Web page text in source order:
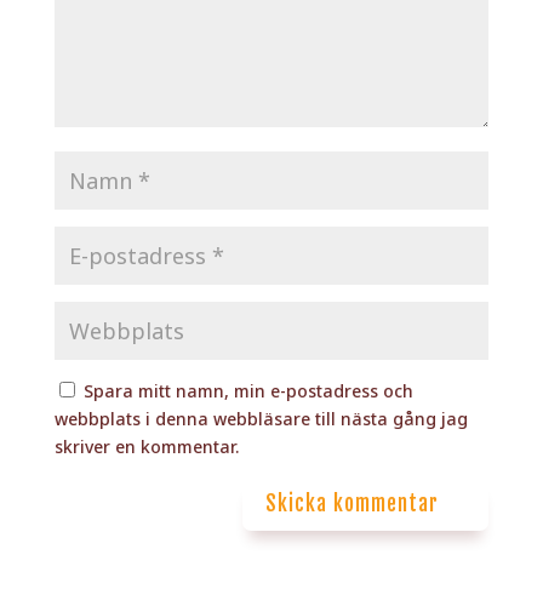
Spara mitt namn, min e-postadress och
webbplats i denna webbläsare till nästa gång jag
skriver en kommentar.
Skicka kommentar